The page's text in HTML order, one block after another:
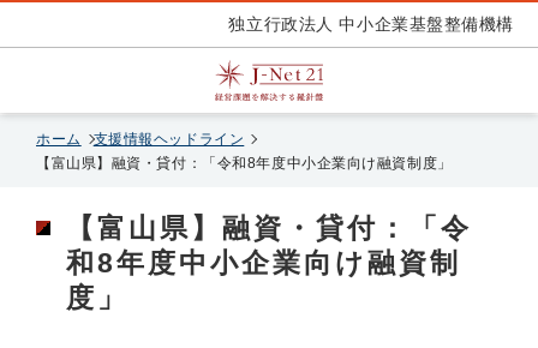
独立行政法人 中小企業基盤整備機構
ホーム
支援情報ヘッドライン
【富山県】融資・貸付：「令和8年度中小企業向け融資制度」
【富山県】融資・貸付：「令
和8年度中小企業向け融資制
度」